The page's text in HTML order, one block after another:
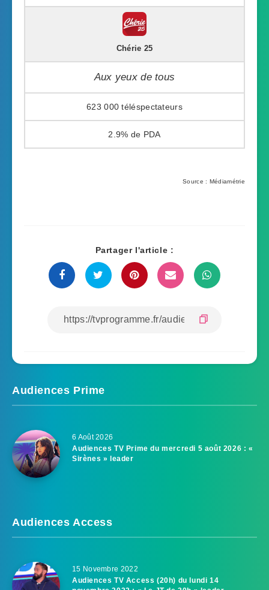
Chérie 25
Aux yeux de tous
623 000
2.9%
Source : Médiamétrie
Partager l'article :
Audiences Prime
6 Août 2026
Audiences TV Prime du mercredi 5 août 2026 : «
Sirènes » leader
Audiences Access
15 Novembre 2022
Audiences TV Access (20h) du lundi 14